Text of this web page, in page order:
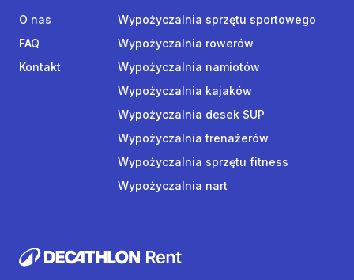
O nas
FAQ
Kontakt
Wypożyczalnia sprzętu sportowego
Wypożyczalnia rowerów
Wypożyczalnia namiotów
Wypożyczalnia kajaków
Wypożyczalnia desek SUP
Wypożyczalnia trenażerów
Wypożyczalnia sprzętu fitness
Wypożyczalnia nart